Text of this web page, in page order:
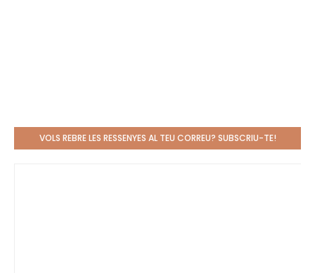
VOLS REBRE LES RESSENYES AL TEU CORREU? SUBSCRIU-TE!